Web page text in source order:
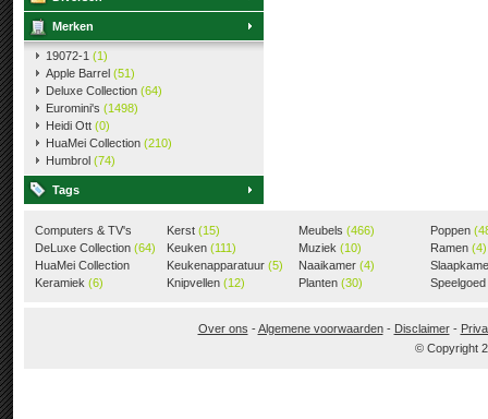
Merken
19072-1 (1)
Apple Barrel (51)
Deluxe Collection (64)
Euromini's (1498)
Heidi Ott (0)
HuaMei Collection (210)
Humbrol (74)
Tags
Computers & TV's
(18)
DeLuxe Collection (64)
HuaMei Collection
(205)
Keramiek (6)
Kerst (15)
Keuken (111)
Keukenapparatuur (5)
Knipvellen (12)
Meubels (466)
Muziek (10)
Naaikamer (4)
Planten (30)
Poppen
Ramen (4)
Speelgoed
Over ons -Algemene voorwaarden- Disclaimer-
© Copyright